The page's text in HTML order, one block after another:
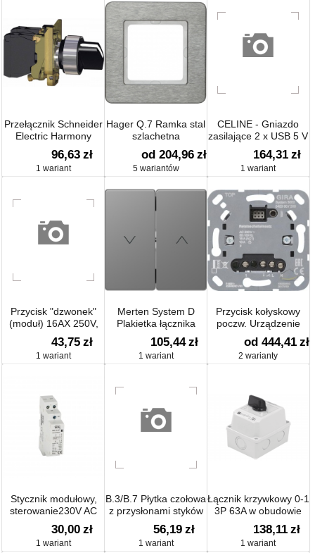
Przełącznik Schneider
Electric Harmony
XB4BD21, 240 V, 3 A,
30 x 47 x 68 mm,
czarny
96,63 zł
1 wariant
Hager Q.7 Ramka stal
szlachetna
od 204,96 zł
5 wariantów
CELINE - Gniazdo
zasilające 2 x USB 5 V
- 2400 mA Typ-C
164,31 zł
1 wariant
Przycisk "dzwonek"
(moduł) 16AX 250V,
zaciski śrubowe,
srebrny mat,
metalizowany
43,75 zł
1 wariant
Merten System D
Plakietka łącznika
żaluzjowego stal
105,44 zł
1 wariant
Przycisk kołyskowy
poczw. Urządzenie
podtynk.
od 444,41 zł
2 warianty
Stycznik modułowy,
sterowanie230V AC
KMC
30,00 zł
1 wariant
B.3/B.7 Płytka czołowa
z przysłonami styków
do gn. z uziem. z
pokrywą, biały mat
56,19 zł
1 wariant
Łącznik krzywkowy 0-1
3P 63A w obudowie
138,11 zł
1 wariant